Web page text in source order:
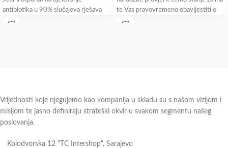
antibiotika u 90% slučajeva rješava
putnu dijareju Bulardi®
te Vas pravovremeno obavijestiti o
dostupnosti i roku isporuke.
Vrijednosti koje njegujemo kao kompanija u skladu su s našom vizijom i
misijom te jasno definiraju strateški okvir u svakom segmentu našeg
poslovanja.
Kolodvorska 12 "TC Intershop", Sarajevo